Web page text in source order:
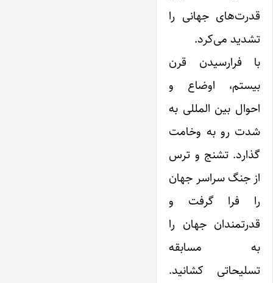
قدرت‌های جهانی را
تشدید می‌کرد.
با فرارسیدن‌ قرن‌
بیستم‌، اوضاع و
احوال بین المللی به
شدت رو به وخامت
گذارد. تشنج و ترس
از جنگ سراسر جهان
را فرا گرفت و
قدرتمندان جهان را
به مسابقه
تسلیحاتی کشانید.